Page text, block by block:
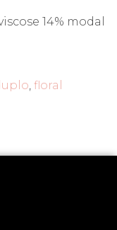
14% modal
, floral